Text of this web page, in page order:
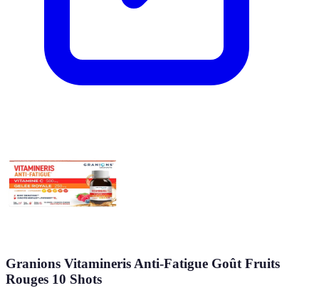
Granions Vitamineris Anti-Fatigue Goût Fruits
Rouges 10 Shots